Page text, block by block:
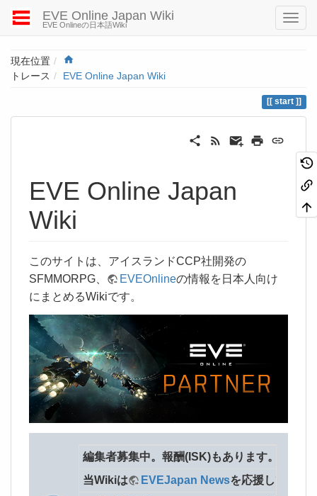
EVE Online Japan Wiki
EVE Onlineの日本語Wiki
現在位置
トレース
EVE Online Japan Wiki
start
EVE Online Japan
Wiki
このサイトは、アイスランドCCP社開発の
SFMMORPG、
EVEOnlineの情報を日本人向け
にまとめるWikiです。
編集者募集中。報酬(ISK)もあります。
当Wikiは
EVEJapan Newsを応援していま